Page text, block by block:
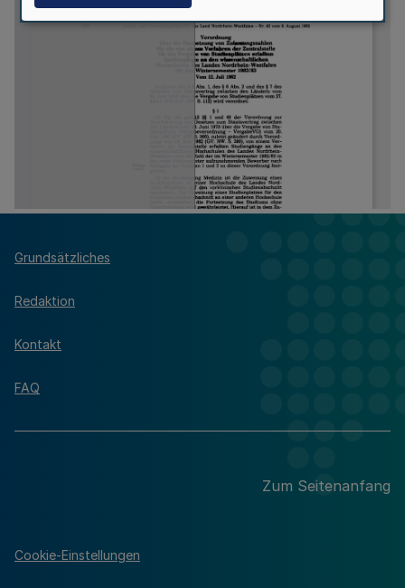
Grundsätzliches
Redaktion
Kontakt
FAQ
Zum Seitenanfang
Cookie-Einstellungen